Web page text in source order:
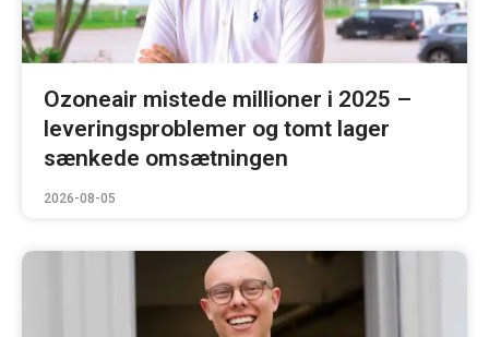
Ozoneair mistede millioner i 2025 –
leveringsproblemer og tomt lager
sænkede omsætningen
2026-08-05